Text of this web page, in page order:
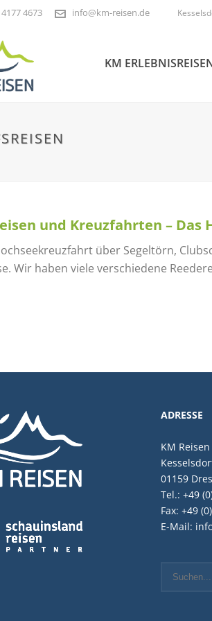
4673 info@km-reisen.de
KM
und Kreuzfahrten – Das
über Segeltörn,
Wir haben viele verschiedene
ADRESSE
KM
01159
Tel.: +49
Fax: +49
E-Mail: